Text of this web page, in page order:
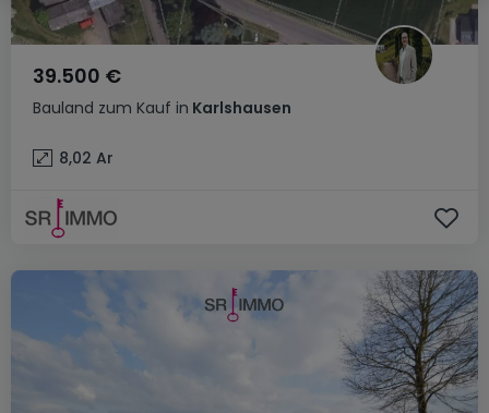
Bauland zum Kauf in Karlshausen
39.500 €
8,02 Ar